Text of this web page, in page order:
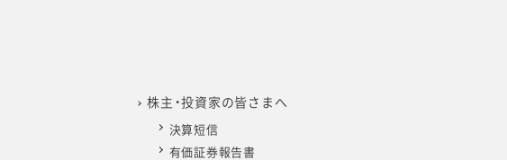
株主・投資家の皆さまへ
決算短信
有価証券報告書